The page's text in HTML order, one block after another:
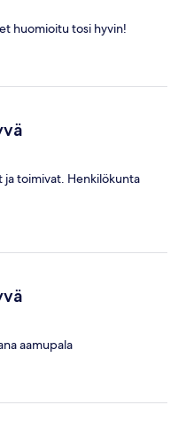
huomioitu tosi hyvin!
ja toimivat. Henkilökunta
aamupala